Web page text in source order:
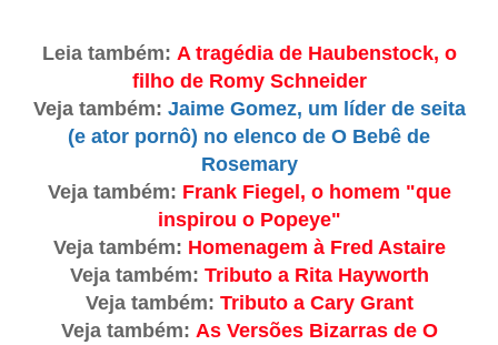
Leia também: A tragédia de Haubenstock, o
filho de Romy Schneider
Veja também: Jaime Gomez, um líder de seita
(e ator pornô) no elenco de O Bebê de
Rosemary
Veja também: Frank Fiegel, o homem "que
inspirou o Popeye"
Veja também: Homenagem à Fred Astaire
Veja também: Tributo a Rita Hayworth
Veja também: Tributo a Cary Grant
Veja também: As Versões Bizarras de O